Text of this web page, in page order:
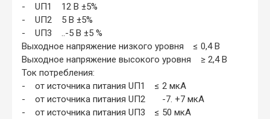
- UП1 12 В ±5%
- UП2 5 В ±5%
- UП3 ..-5 В ±5 %
Выходное напряжение низкого уровня ≤ 0,4 В
Выходное напряжение высокого уровня ≥ 2,4 В
Ток потребления:
- от источника питания UП1 ≤ 2 мкА
- от источника питания UП2 -7. +7 мкА
- от источника питания UП3 ≤ 50 мкА